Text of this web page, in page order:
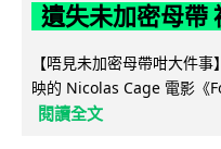
遺失未加密母帶
【唔見未加密母帶咁大件
映的 Nicolas Cage 電影《
閱讀全文